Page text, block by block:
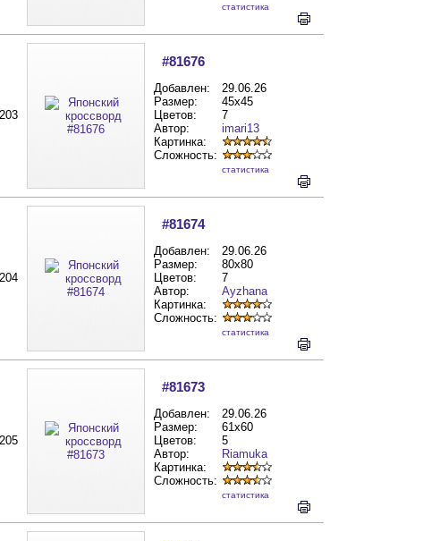
cтатистика
203
#81676
Добавлен:
29.06.26
Размер:
45x45
Цветов:
7
Автор:
imari13
Картинка:
Сложность:
cтатистика
204
#81674
Добавлен:
29.06.26
Размер:
80x80
Цветов:
7
Автор:
Ayzhana
Картинка:
Сложность:
cтатистика
205
#81673
Добавлен:
29.06.26
Размер:
61x60
Цветов:
5
Автор:
Riamuka
Картинка:
Сложность:
cтатистика